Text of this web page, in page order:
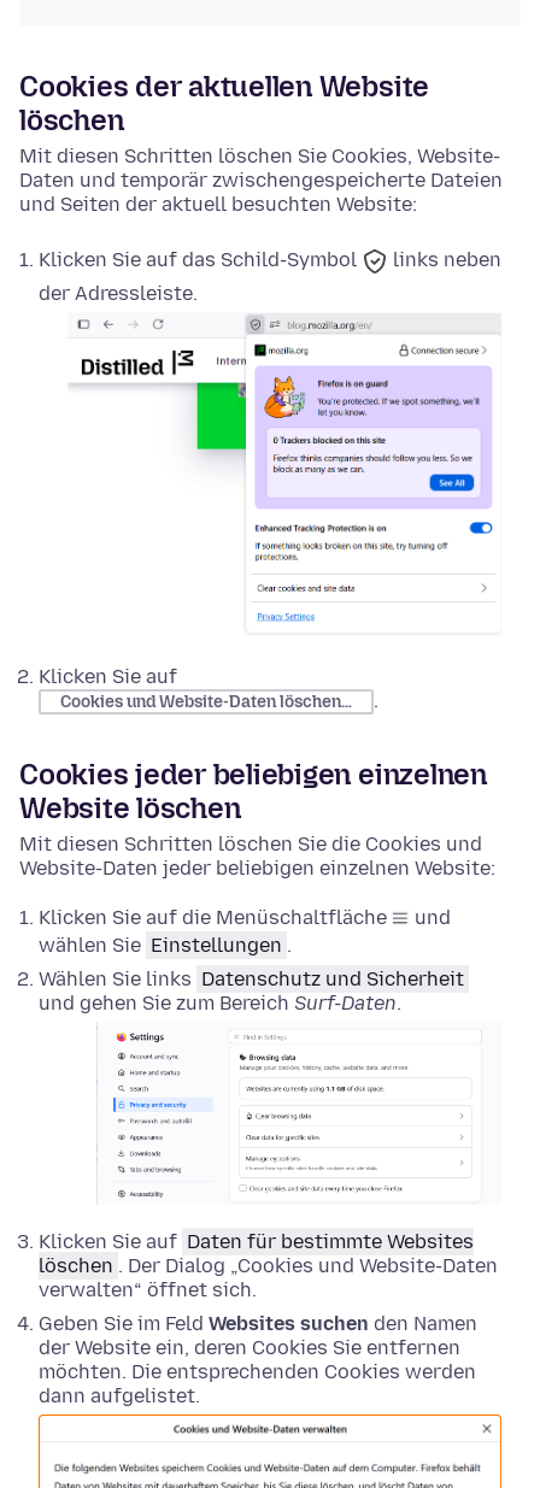
Cookies der aktuellen Website
löschen
Mit diesen Schritten löschen Sie Cookies, Website-
Daten und temporär zwischengespeicherte Dateien
und Seiten der aktuell besuchten Website:
Klicken Sie auf das Schild-Symbol
links neben
der Adressleiste.
Klicken Sie auf
Cookies und Website-Daten löschen… .
Cookies jeder beliebigen einzelnen
Website löschen
Mit diesen Schritten löschen Sie die Cookies und
Website-Daten jeder beliebigen einzelnen Website:
Klicken Sie auf die Menüschaltfläche
und
wählen Sie Einstellungen .
Wählen Sie links Datenschutz und Sicherheit
und gehen Sie zum Bereich Surf-Daten.
Klicken Sie auf Daten für bestimmte Websites
löschen . Der Dialog „Cookies und Website-Daten
verwalten“ öffnet sich.
Geben Sie im Feld Websites suchen den Namen
der Website ein, deren Cookies Sie entfernen
möchten. Die entsprechenden Cookies werden
dann aufgelistet.